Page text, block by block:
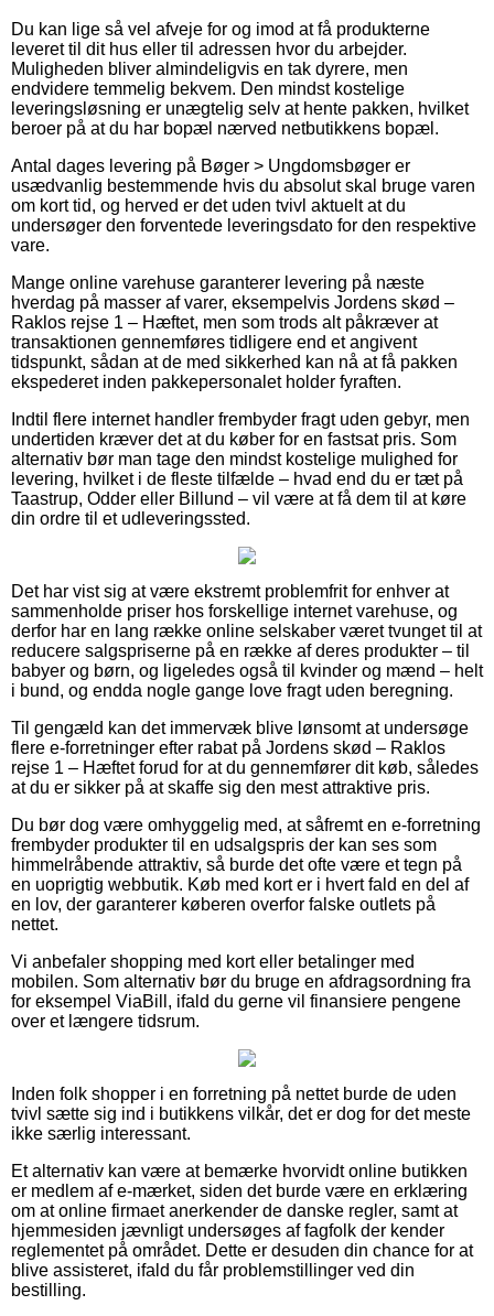
Du kan lige så vel afveje for og imod at få produkterne
leveret til dit hus eller til adressen hvor du arbejder.
Muligheden bliver almindeligvis en tak dyrere, men
endvidere temmelig bekvem. Den mindst kostelige
leveringsløsning er unægtelig selv at hente pakken, hvilket
beroer på at du har bopæl nærved netbutikkens bopæl.
Antal dages levering på Bøger > Ungdomsbøger er
usædvanlig bestemmende hvis du absolut skal bruge varen
om kort tid, og herved er det uden tvivl aktuelt at du
undersøger den forventede leveringsdato for den respektive
vare.
Mange online varehuse garanterer levering på næste
hverdag på masser af varer, eksempelvis Jordens skød –
Raklos rejse 1 – Hæftet, men som trods alt påkræver at
transaktionen gennemføres tidligere end et angivent
tidspunkt, sådan at de med sikkerhed kan nå at få pakken
ekspederet inden pakkepersonalet holder fyraften.
Indtil flere internet handler frembyder fragt uden gebyr, men
undertiden kræver det at du køber for en fastsat pris. Som
alternativ bør man tage den mindst kostelige mulighed for
levering, hvilket i de fleste tilfælde – hvad end du er tæt på
Taastrup, Odder eller Billund – vil være at få dem til at køre
din ordre til et udleveringssted.
Det har vist sig at være ekstremt problemfrit for enhver at
sammenholde priser hos forskellige internet varehuse, og
derfor har en lang række online selskaber været tvunget til at
reducere salgspriserne på en række af deres produkter – til
babyer og børn, og ligeledes også til kvinder og mænd – helt
i bund, og endda nogle gange love fragt uden beregning.
Til gengæld kan det immervæk blive lønsomt at undersøge
flere e-forretninger efter rabat på Jordens skød – Raklos
rejse 1 – Hæftet forud for at du gennemfører dit køb, således
at du er sikker på at skaffe sig den mest attraktive pris.
Du bør dog være omhyggelig med, at såfremt en e-forretning
frembyder produkter til en udsalgspris der kan ses som
himmelråbende attraktiv, så burde det ofte være et tegn på
en uoprigtig webbutik. Køb med kort er i hvert fald en del af
en lov, der garanterer køberen overfor falske outlets på
nettet.
Vi anbefaler shopping med kort eller betalinger med
mobilen. Som alternativ bør du bruge en afdragsordning fra
for eksempel ViaBill, ifald du gerne vil finansiere pengene
over et længere tidsrum.
Inden folk shopper i en forretning på nettet burde de uden
tvivl sætte sig ind i butikkens vilkår, det er dog for det meste
ikke særlig interessant.
Et alternativ kan være at bemærke hvorvidt online butikken
er medlem af e-mærket, siden det burde være en erklæring
om at online firmaet anerkender de danske regler, samt at
hjemmesiden jævnligt undersøges af fagfolk der kender
reglementet på området. Dette er desuden din chance for at
blive assisteret, ifald du får problemstillinger ved din
bestilling.